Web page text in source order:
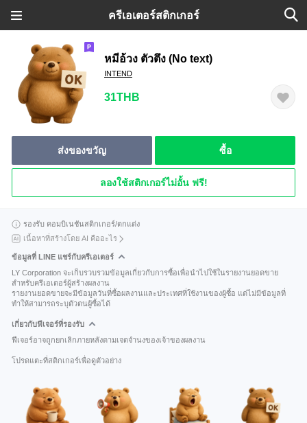
ครีเอเตอร์สติกเกอร์
หมีอ้วง ตัวตึง (No text)
INTEND
31THB
ส่งของขวัญ ซื้อ
ลองใช้สติกเกอร์ไม่อั้น ฟรี!
รองรับ คอมบิเนชันสติกเกอร์/ตกแต่ง
เนื้อหาที่สร้างโดย AI คืออะไร
ข้อมูลที่ LINE แชร์กับครีเอเตอร์
LY Corporation จะเก็บรวบรวมข้อมูลเกี่ยวกับการซื้อเพื่อนำไปใช้ในรายงานยอดขาย
สำหรับครีเอเตอร์ผู้สร้างผลงาน
รายงานยอดขายจะมีข้อมูลวันที่ซื้อผลงานและประเทศที่ใช้งานของผู้ซื้อ แต่ไม่มีข้อมูลที่
ทำให้สามารถระบุตัวตนผู้ซื้อได้
เกี่ยวกับฟีเจอร์ที่รองรับ
ฟีเจอร์อาจถูกยกเลิกภายหลังตามเจตจำนงของเจ้าของผลงาน
โปรดแตะที่สติกเกอร์เพื่อดูตัวอย่าง